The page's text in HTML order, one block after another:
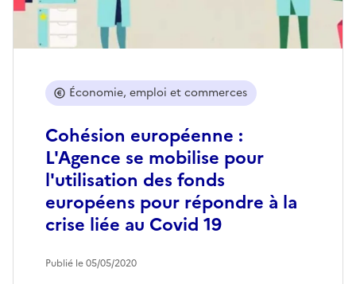
Cohésion européenne :
L'Agence se mobilise pour
l'utilisation des fonds
européens pour répondre à la
crise liée au Covid 19
Économie, emploi et commerces
Publié le 05/05/2020